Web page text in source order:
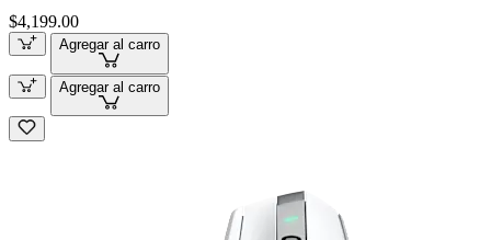
$4,199.00
Agregar al carro
Agregar al carro